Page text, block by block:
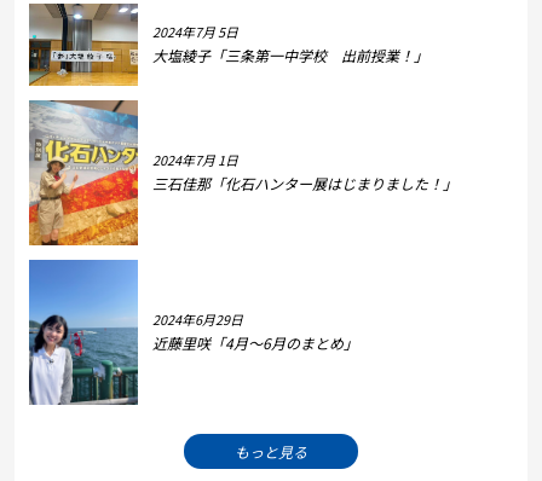
2024年7月 5日
大塩綾子「三条第一中学校 出前授業！」
2024年7月 1日
三石佳那「化石ハンター展はじまりました！」
2024年6月29日
近藤里咲「4月～6月のまとめ」
もっと見る